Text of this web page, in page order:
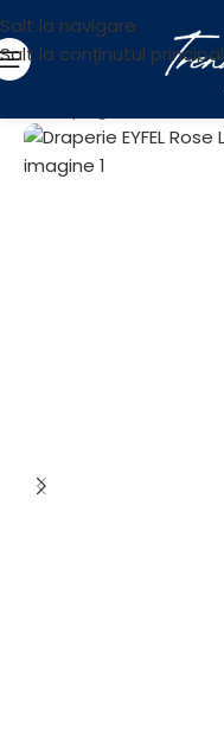
Salt la navigare
Salt la conținutul principal